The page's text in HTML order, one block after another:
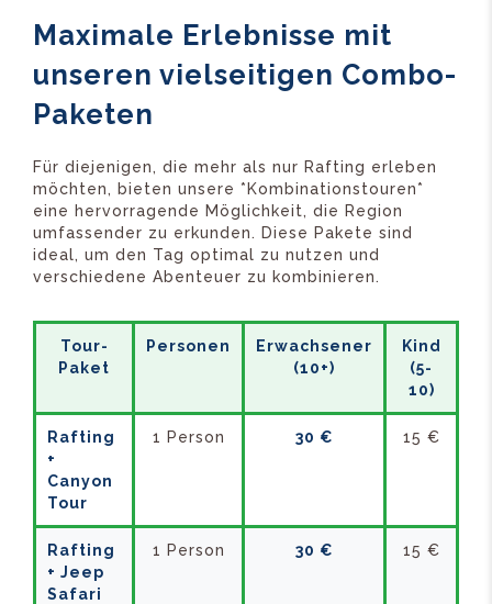
Maximale Erlebnisse mit
unseren vielseitigen Combo-
Paketen
Für diejenigen, die mehr als nur Rafting erleben
möchten, bieten unsere *Kombinationstouren*
eine hervorragende Möglichkeit, die Region
umfassender zu erkunden. Diese Pakete sind
ideal, um den Tag optimal zu nutzen und
verschiedene Abenteuer zu kombinieren.
Tour-
Paket
Personen
Erwachsener
(10+)
Kind
(5-
10)
Rafting
+
Canyon
Tour
1 Person 30 € 15 €
Rafting
+ Jeep
Safari
1 Person 30 € 15 €